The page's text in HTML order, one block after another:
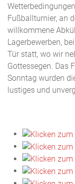
Fußballturnier, an
willkommene
Lagerbewerben,
Tür statt, wo wir
Gottessegen. Das
Sonntag wurden
lustiges und